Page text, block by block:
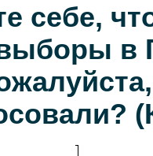
себе,
в